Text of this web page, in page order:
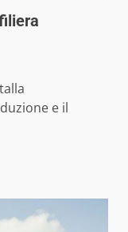
e il